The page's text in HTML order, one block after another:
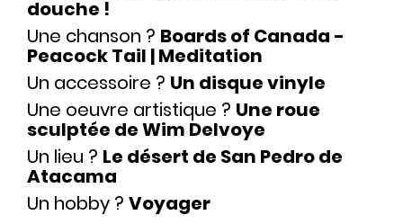
douche !
Une chanson ? Boards of Canada -
Peacock Tail | Meditation
Un accessoire ? Un disque vinyle
Une oeuvre artistique ? Une roue
sculptée de Wim Delvoye
Un lieu ? Le désert de San Pedro de
Atacama
Un hobby ? Voyager